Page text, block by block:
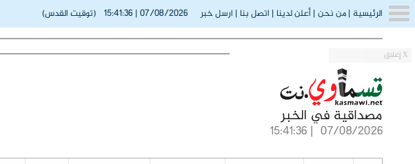
X إغلاق
الرئيسية |من نحن|أعلن لدينا | اتصل بنا | ارسل خبر 07/08/2026
|
15:41:37 (توقيت القدس)
07/08/2026
|
15:41:37